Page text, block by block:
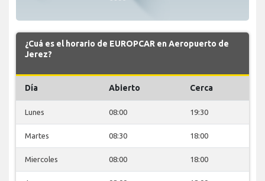
¿Cuá es el horario de EUROPCAR en Aeropuerto de
Jerez?
Día Abierto Cerca
Lunes 08:00 19:30
Martes 08:30 18:00
Miercoles 08:00 18:00